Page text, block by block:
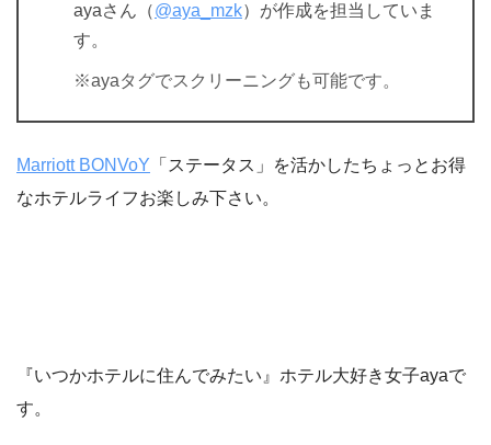
ayaさん（@aya_mzk）が作成を担当していま
す。
※ayaタグでスクリーニングも可能です。
Marriott BONVoY 「ステータス」を活かしたちょっとお得
なホテルライフお楽しみ下さい。
『いつかホテルに住んでみたい』ホテル大好き女子ayaで
す。